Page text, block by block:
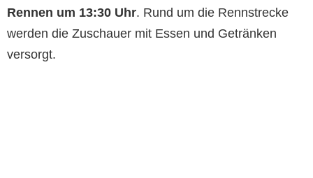
Rennen um 13:30 Uhr. Rund um die Rennstrecke
werden die Zuschauer mit Essen und Getränken
versorgt.